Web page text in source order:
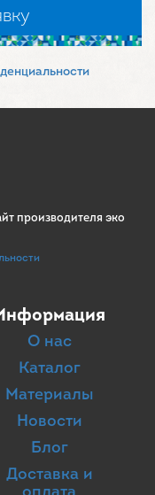
производителя эко
О нас
Каталог
Материалы
Новости
Блог
Доставка и